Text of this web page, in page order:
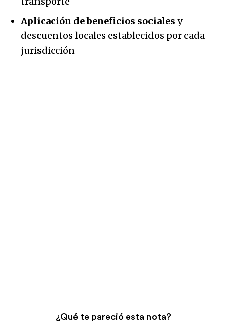
Aplicación de beneficios sociales y
descuentos locales establecidos por cada
jurisdicción
¿Qué te pareció esta nota?